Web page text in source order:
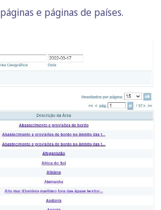
e páginas de países.